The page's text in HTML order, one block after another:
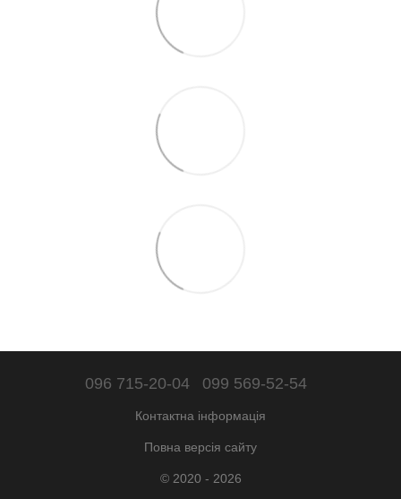
096 715-20-04 099 569-52-54
Контактна інформація
Повна версія сайту
© 2020 - 2026